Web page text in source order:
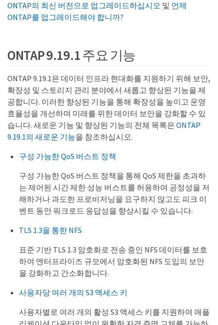
ONTAP의 최신 버전으로 업그레이드하십시오 및 언제
ONTAP를 업그레이드해야 합니까?
ONTAP 9.19.1 주요 기능
ONTAP 9.19.1은 데이터 인프라 현대화를 지원하기 위해 보안,
확장성 및 스토리지 관리 분야에서 새롭고 향상된 기능을 제
공합니다. 이러한 향상된 기능을 통해 확장성을 높이고 운영
효율성을 개선하며 미래를 위한 데이터 보안을 강화할 수 있
습니다. 새로운 기능 및 향상된 기능의 전체 목록은 ONTAP
9.19.1의 새로운 기능을 참조하십시오.
구성 가능한 QoS 버스트 정책
구성 가능한 QoS 버스트 정책을 통해 QoS 제한을 초과하
는 제어된 시간 제한 성능 버스트를 허용하여 공정성을 저
해하거나 과도한 프로비저닝을 요구하지 않고도 피크 이
벤트 동안 워크로드 응답성을 향상시킬 수 있습니다.
TLS 1.3을 통한 NFS
표준 기반 TLS 1.3 암호화로 전송 중인 NFS 데이터를 보호
하여 엔터프라이즈 규모에서 암호화된 NFS 도입의 보안
을 강화하고 간소화합니다.
사용자당 여러 개의 S3 액세스 키
사용자별로 여러 개의 활성 S3 액세스 키를 지원하여 애플